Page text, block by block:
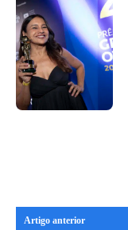
Artigo anterior